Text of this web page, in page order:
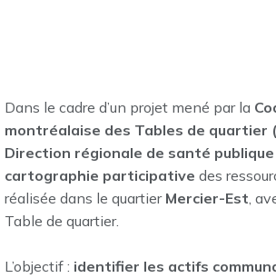
Dans le cadre d’un projet mené par la
montréalaise des Tables de quartier
Direction régionale de santé publique
cartographie participative des
réalisée dans le quartier Mercier-Est,
Table de quartier.
L’objectif : identifier les actifs